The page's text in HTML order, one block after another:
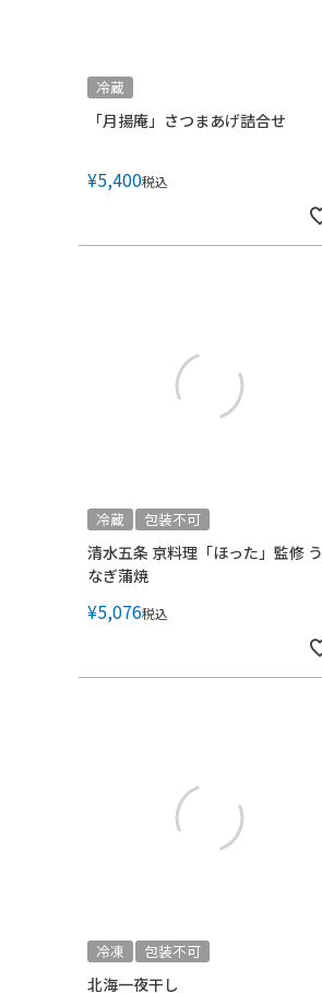
冷蔵
「月揚庵」さつまあげ詰合せ
¥5,400税込
冷蔵 包装不可
清水五条 京料理「ほった」監修 う
なぎ蒲焼
¥5,076税込
冷凍 包装不可
北海一夜干し